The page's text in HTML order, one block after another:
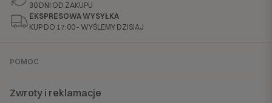
30 DNI OD ZAKUPU
EKSPRESOWA WYSYŁKA
KUP DO 17:00 - WYŚLEMY DZISIAJ
POMOC
Zwroty i reklamacje